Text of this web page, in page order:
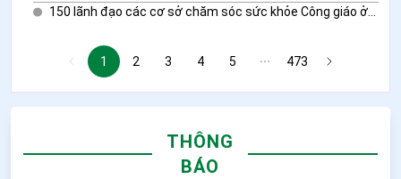
150 lãnh đạo các cơ sở chăm sóc sức khỏe Công giáo ở Pháp phản đối trợ tử
1 2 3 4 5 473
THÔNG
BÁO